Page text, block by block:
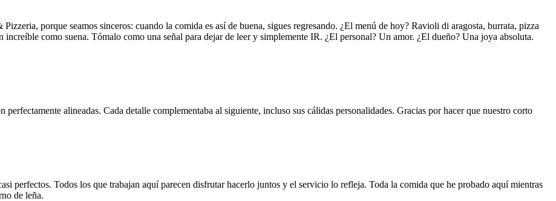
porque seamos sinceros: cuando la comida es así de buena, sigues regresando. ¿El menú de hoy? Ravioli di aragosta, burrata, pizza
como suena. Tómalo como una señal para dejar de leer y simplemente IR. ¿El personal? Un amor. ¿El dueño? Una joya absoluta.
alineadas. Cada detalle complementaba al siguiente, incluso sus cálidas personalidades. Gracias por hacer que nuestro corto
perfectos. Todos los que trabajan aquí parecen disfrutar hacerlo juntos y el servicio lo refleja. Toda la comida que he probado aquí mientras
de leña.